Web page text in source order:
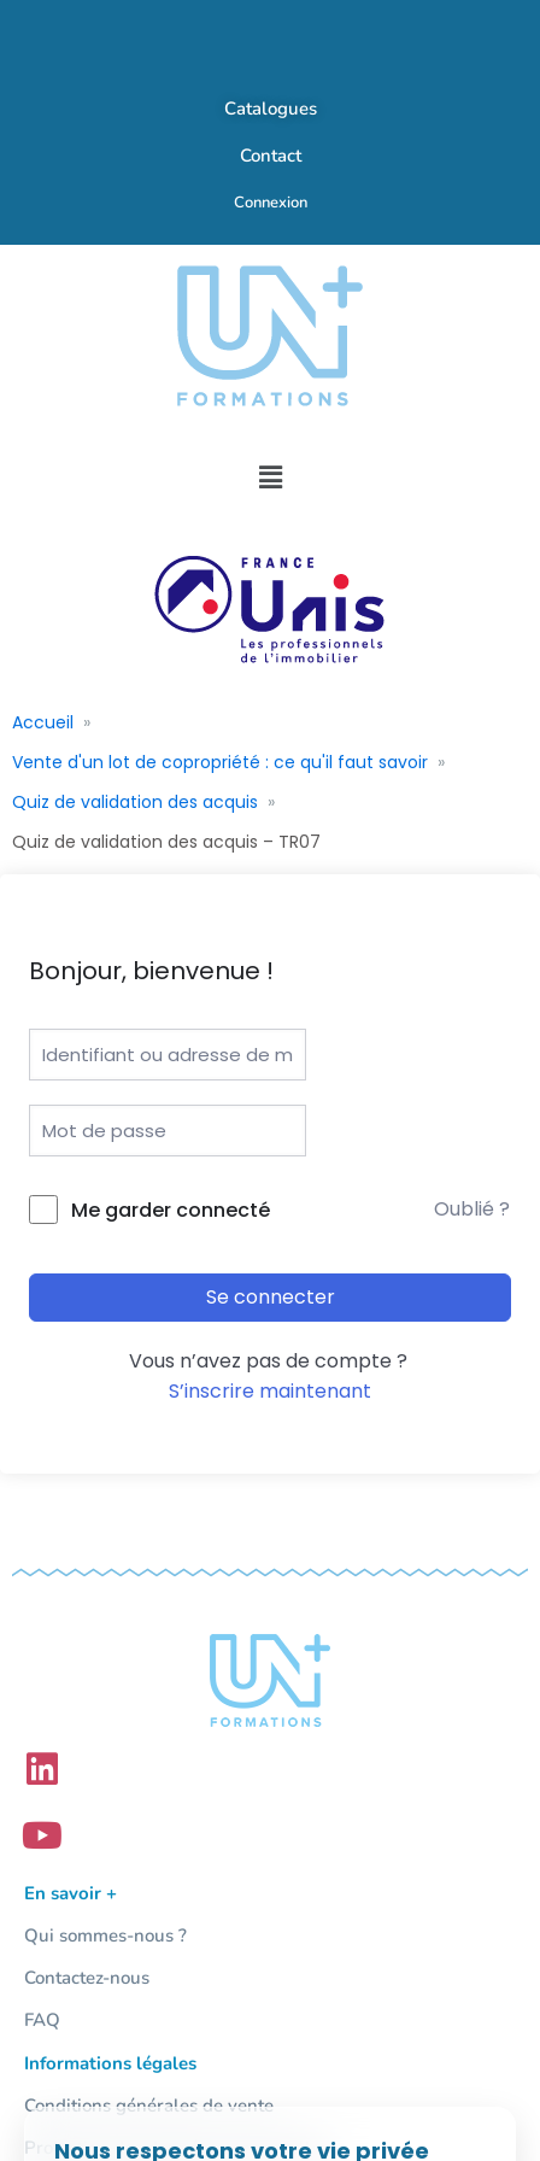
Catalogues
Contact
Connexion
Accueil
Vente d'un lot de copropriété : ce qu'il faut savoir
Quiz de validation des acquis
Quiz de validation des acquis – TR07
Bonjour, bienvenue !
Me garder connecté Oublié ?
Se connecter
Vous n’avez pas de compte ?
S’inscrire maintenant
En savoir +
Qui sommes-nous ?
Contactez-nous
FAQ
Informations légales
Conditions générales de vente
Protection des données personnelles
Nous respectons votre vie privée